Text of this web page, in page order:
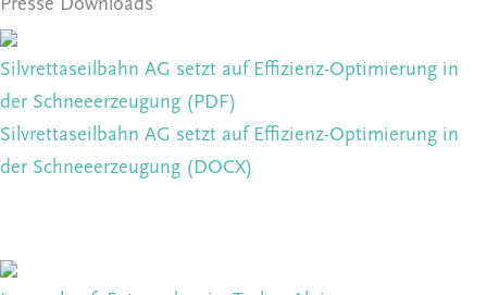
Presse Downloads
Silvrettaseilbahn AG setzt auf Effizienz-Optimierung in
der Schneeerzeugung (PDF)
Silvrettaseilbahn AG setzt auf Effizienz-Optimierung in
der Schneeerzeugung (DOCX)